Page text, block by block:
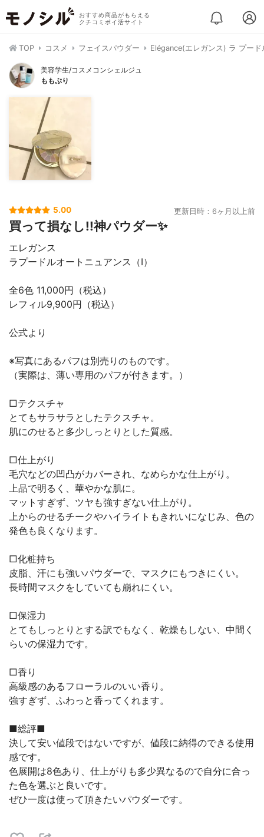
おすすめ商品がもらえる
クチコミポイ活サイト
TOP コスメ フェイスパウダー Elégance(エレガンス) ラ プー
美容学生/コスメコンシェルジュ
ももぷり
5.00 更新日時：6ヶ月以上前
買って損なし!!神パウダー✨
エレガンス
ラプードルオートニュアンス（I）
全6色 11,000円（税込）
レフィル9,900円（税込）
公式より
※写真にあるパフは別売りのものです。
（実際は、薄い専用のパフが付きます。）
□テクスチャ
とてもサラサラとしたテクスチャ。
肌にのせると多少しっとりとした質感。
□仕上がり
毛穴などの凹凸がカバーされ、なめらかな仕上がり。
上品で明るく、華やかな肌に。
マットすぎず、ツヤも強すぎない仕上がり。
上からのせるチークやハイライトもきれいになじみ、色の
発色も良くなります。
□化粧持ち
皮脂、汗にも強いパウダーで、マスクにもつきにくい。
長時間マスクをしていても崩れにくい。
□保湿力
とてもしっとりとする訳でもなく、乾燥もしない、中間く
らいの保湿力です。
□香り
高級感のあるフローラルのいい香り。
強すぎず、ふわっと香ってくれます。
■総評■
決して安い値段ではないですが、値段に納得のできる使用
感です。
色展開は8色あり、仕上がりも多少異なるので自分に合っ
た色を選ぶと良いです。
ぜひ一度は使って頂きたいパウダーです。